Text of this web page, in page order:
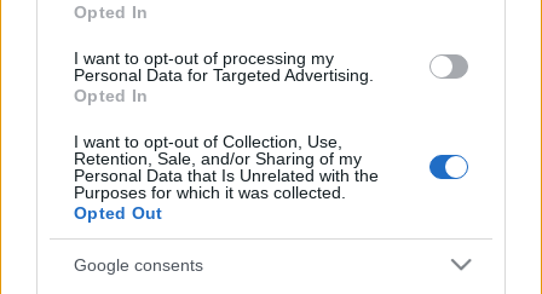
Opted In
I want to opt-out of processing my
Personal Data for Targeted Advertising.
Opted In
I want to opt-out of Collection, Use,
Retention, Sale, and/or Sharing of my
Personal Data that Is Unrelated with the
Purposes for which it was collected.
Opted Out
Google consents
Vadászszenvedélyétől hajtva hatalmas erdőket szerzett,
Göring szerette volna a háborút későbbre halasztani, a
Luftwaffe mégis fő szerepet játszott a villámháborúkban.
Az angliai csatát azonban elvesztette, emiatt tekintélye
csökkent. Hitler a bombázók gyártását erőltette, a
vadászgépekkel szemben, ezért később, a védekező
harcok idején a légierő nem tudta megakadályozni az ország
bombázását. Göring, amennyire tehette, visszavonult a